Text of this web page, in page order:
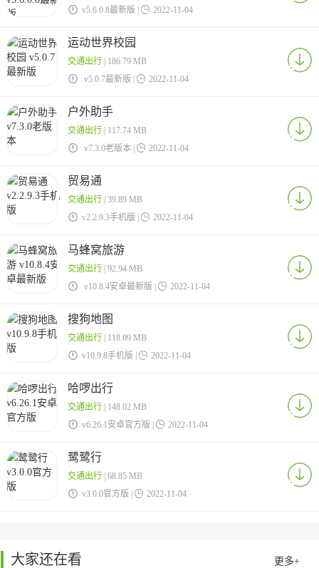
 v5.6.0.8最新版 |  2022-11-04
运动世界校园
交通出行| 186.79 MB
 v5.0.7最新版 |  2022-11-04
户外助手
交通出行| 117.74 MB
 v7.3.0老版本 |  2022-11-04
贸易通
交通出行| 39.89 MB
 v2.2.9.3手机版 |  2022-11-04
马蜂窝旅游
交通出行| 92.94 MB
 v10.8.4安卓最新版 |  2022-11-04
搜狗地图
交通出行| 118.09 MB
 v10.9.8手机版 |  2022-11-04
哈啰出行
交通出行| 148.02 MB
 v6.26.1安卓官方版 |  2022-11-04
鹭鹭行
交通出行| 68.85 MB
 v3.0.0官方版 |  2022-11-04
大家还在看 更多+